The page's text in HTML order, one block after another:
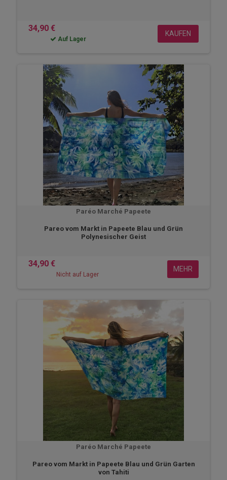
34,90 €
Auf Lager
KAUFEN
Paréo Marché Papeete
Pareo vom Markt in Papeete Blau und Grün
Polynesischer Geist
34,90 €
Nicht auf Lager
MEHR
Paréo Marché Papeete
Pareo vom Markt in Papeete Blau und Grün Garten
von Tahiti